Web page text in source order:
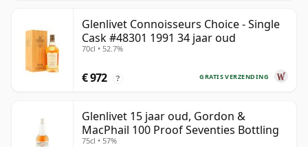
Glenlivet Connoisseurs Choice - Single
Cask #48301 1991 34 jaar oud
70cl • 52.7%
GRATIS VERZENDING
€ 972 ?
Glenlivet 15 jaar oud, Gordon &
MacPhail 100 Proof Seventies Bottling
75cl • 57%